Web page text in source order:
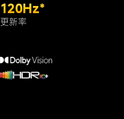
120Hz*
更新率